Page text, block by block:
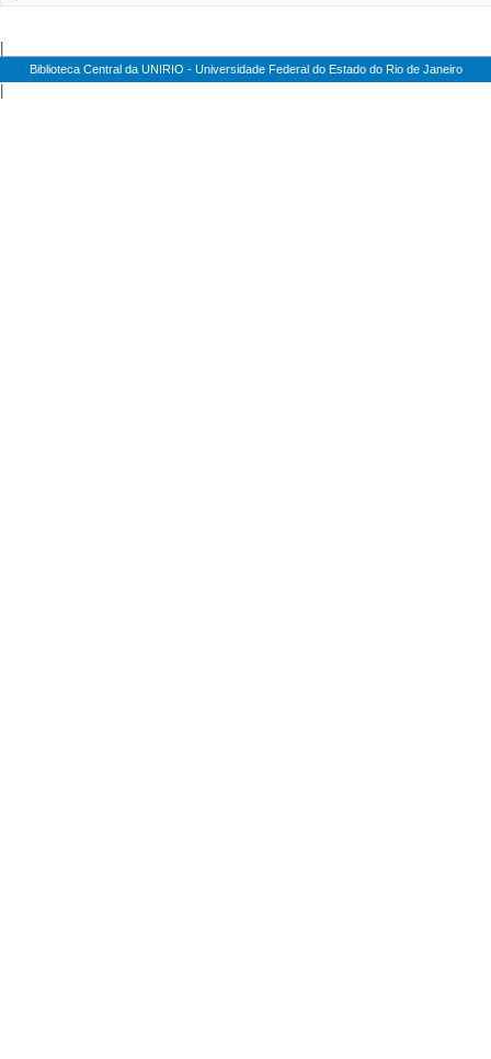
Biblioteca Central da UNIRIO - Universidade Federal do Estado do Rio de Janeiro